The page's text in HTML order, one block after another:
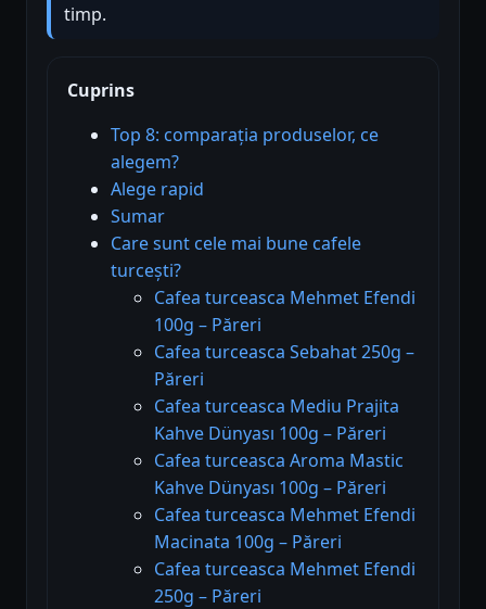
timp.
Cuprins
Top 8: comparația produselor, ce
alegem?
Alege rapid
Sumar
Care sunt cele mai bune cafele
turcești?
Cafea turceasca Mehmet Efendi
100g – Păreri
Cafea turceasca Sebahat 250g –
Păreri
Cafea turceasca Mediu Prajita
Kahve Dünyası 100g – Păreri
Cafea turceasca Aroma Mastic
Kahve Dünyası 100g – Păreri
Cafea turceasca Mehmet Efendi
Macinata 100g – Păreri
Cafea turceasca Mehmet Efendi
250g – Păreri